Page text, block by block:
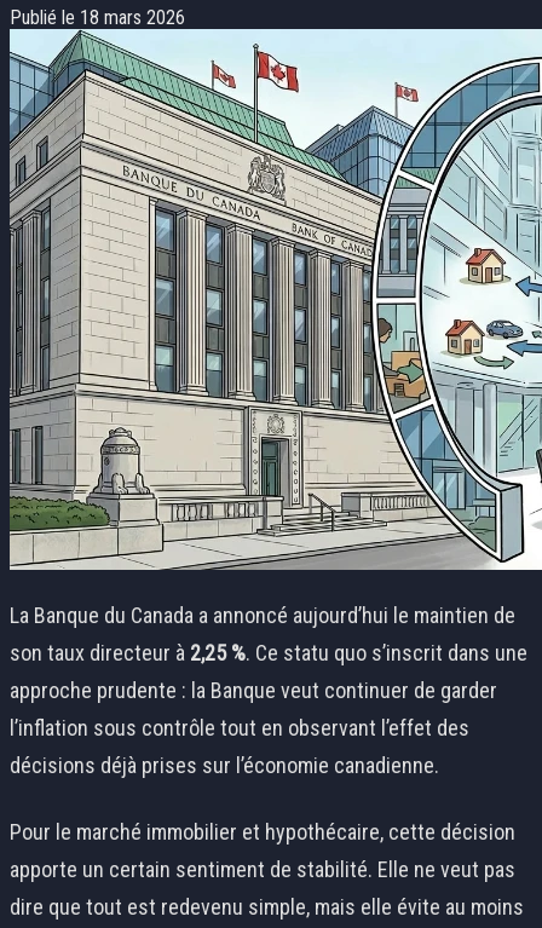
Publié le 18 mars 2026
La Banque du Canada a annoncé aujourd’hui le maintien de
son taux directeur à 2,25 %. Ce statu quo s’inscrit dans une
approche prudente : la Banque veut continuer de garder
l’inflation sous contrôle tout en observant l’effet des
décisions déjà prises sur l’économie canadienne.
Pour le marché immobilier et hypothécaire, cette décision
apporte un certain sentiment de stabilité. Elle ne veut pas
dire que tout est redevenu simple, mais elle évite au moins